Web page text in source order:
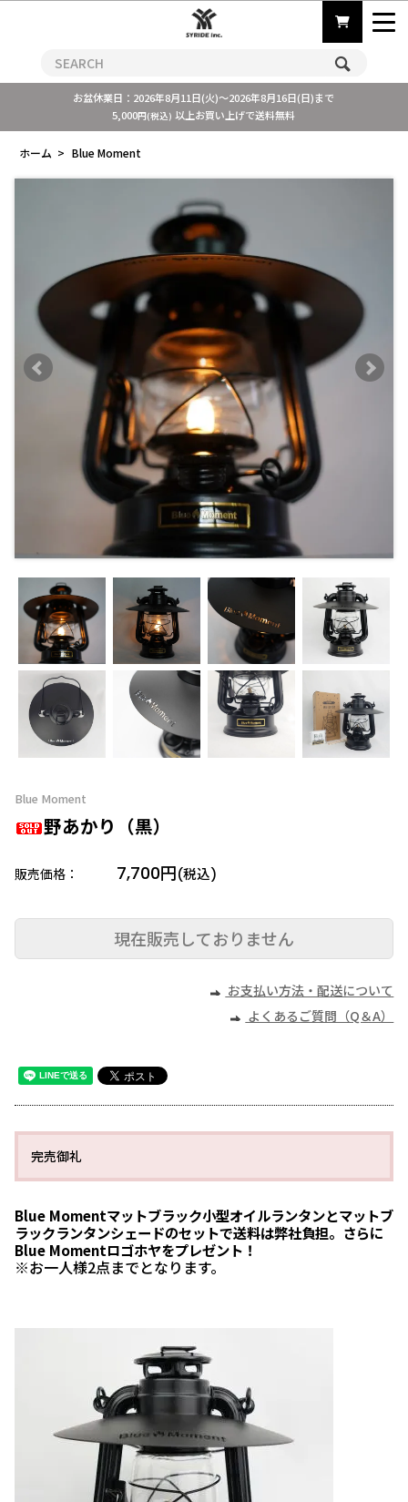
お盆休業日：2026年8月11日(火)～2026年8月16日(日)まで
5,000円(税込) 以上お買い上げで送料無料
ホーム > Blue Moment
Blue Moment
野あかり（黒）
販売価格： 7,700円(税込)
現在販売しておりません
お支払い方法・配送について
よくあるご質問（Q＆A）
完売御礼
Blue Momentマットブラック小型オイルランタンとマットブ
ラックランタンシェードのセットで送料は弊社負担。さらに
Blue Momentロゴホヤをプレゼント！
※お一人様2点までとなります。